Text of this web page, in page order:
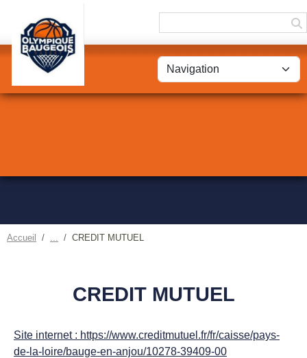
Accueil CREDIT MUTUEL
CREDIT MUTUEL
Site internet : https://www.creditmutuel.fr/fr/caisse/pays-
de-la-loire/bauge-en-anjou/10278-39409-00